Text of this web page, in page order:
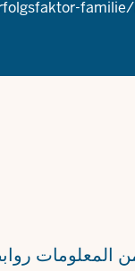
المعلومات